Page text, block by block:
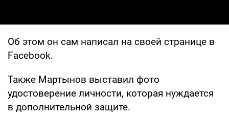
Об этом он сам написал на своей странице в
Facebook.
Также Мартынов выставил фото
удостоверение личности, которая нуждается
в дополнительной защите.